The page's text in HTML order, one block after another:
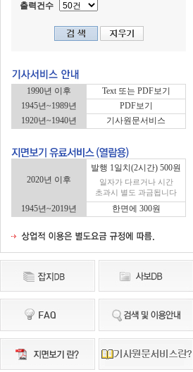
출력건수
1990년 이후
Text 또는 PDF보기
1945년~1989년
PDF보기
1920년~1940년
기사원문서비스
2020년 이후
발행 1일치(2시간) 500원
일자가 다르거나 시간
초과시 별도 과금됩니다
1945년~2019년 한면에 300원